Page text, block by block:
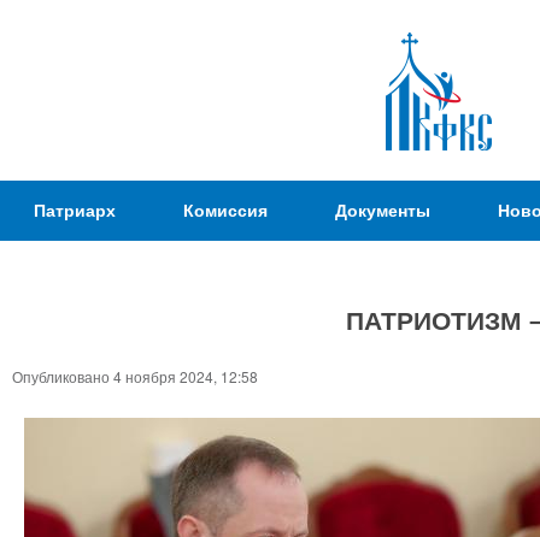
Патриаршая
Комиссия
культуры и
спорта
Патриарх Комиссия Документы
Вы
ПАТРИОТИЗМ
Опубликовано 4 ноября 2024, 12:58